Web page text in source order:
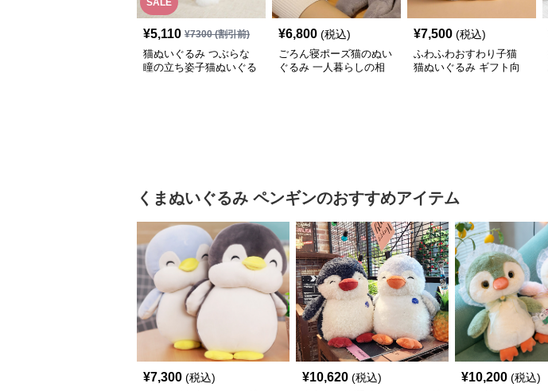
SALE
¥5,110 ¥7300(割引前)
猫ぬいぐるみ つぶらな
瞳の立ち姿子猫ぬいぐる
¥6,800 (税込)
ごろん寝ポーズ猫のぬい
ぐるみ 一人暮らしの相
¥7,500 (税込)
ふわふわおすわり子猫
猫ぬいぐるみ ギフト向
くまぬいぐるみ ペンギンのおすすめアイテム
¥7,300 (税込) ¥10,620 (税込) ¥10,200 (税込)